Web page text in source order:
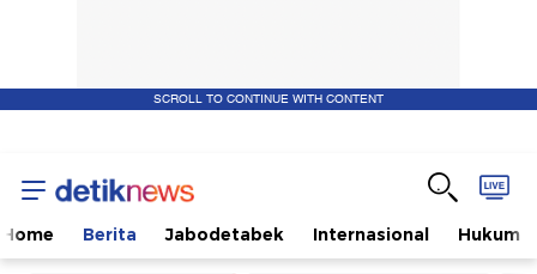
SCROLL TO CONTINUE WITH CONTENT
Home Berita Jabodetabek Internasional Hukum